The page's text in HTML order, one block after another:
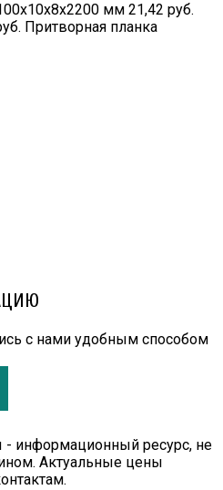
мм 21,42 руб.
Притворная планка
с нами удобным способом
информационный ресурс, не
Актуальные цены